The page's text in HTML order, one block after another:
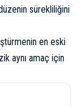
sürekliliğini
en eski
aynı amaç için